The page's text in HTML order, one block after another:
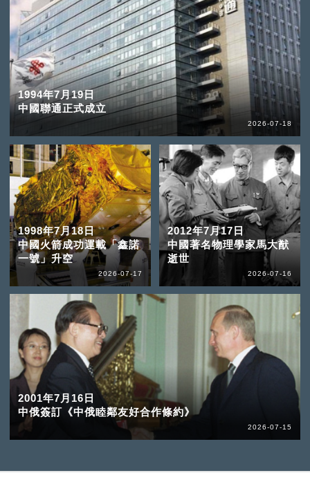
1994年7月19日
中國聯通正式成立
2026-07-18
1998年7月18日
中國火箭成功運載「鑫諾
一號」升空
2026-07-17
2012年7月17日
中國著名物理學家馬大猷
逝世
2026-07-16
2001年7月16日
中俄簽訂《中俄睦鄰友好合作條約》
2026-07-15